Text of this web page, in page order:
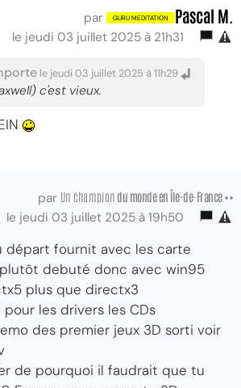
par Pascal M.
le jeudi 03 juillet 2025 à 21h31
le jeudi 03 juillet 2025 à 11h29
c'est vieux.
par Un champion du mondeen Île-de-France ••
le jeudi 03 juillet 2025 à 19h50
départ fournit avec les carte
debuté donc avec win95
plus que directx3
les drivers les CDs
des premier jeux 3D sorti voir
de pourquoi il faudrait que tu